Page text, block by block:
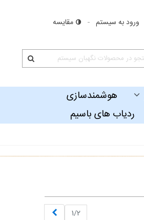
ورود به سیستم مقایسه
هوشمندسازی
ردیاب های باسیم
1/2